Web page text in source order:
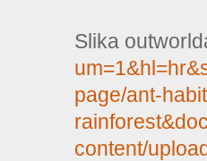
Slika
page/ant-
content/